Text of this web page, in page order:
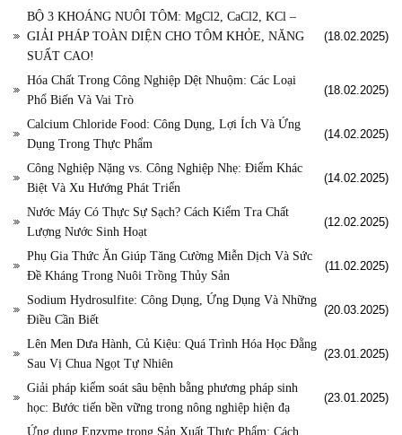
BỘ 3 KHOÁNG NUÔI TÔM: MgCl2, CaCl2, KCl –
GIẢI PHÁP TOÀN DIỆN CHO TÔM KHỎE, NĂNG
SUẤT CAO!
(18.02.2025)
Hóa Chất Trong Công Nghiệp Dệt Nhuộm: Các Loại
Phổ Biến Và Vai Trò
(18.02.2025)
Calcium Chloride Food: Công Dụng, Lợi Ích Và Ứng
Dụng Trong Thực Phẩm
(14.02.2025)
Công Nghiệp Nặng vs. Công Nghiệp Nhẹ: Điểm Khác
Biệt Và Xu Hướng Phát Triển
(14.02.2025)
Nước Máy Có Thực Sự Sạch? Cách Kiểm Tra Chất
Lượng Nước Sinh Hoạt
(12.02.2025)
Phụ Gia Thức Ăn Giúp Tăng Cường Miễn Dịch Và Sức
Đề Kháng Trong Nuôi Trồng Thủy Sản
(11.02.2025)
Sodium Hydrosulfite: Công Dụng, Ứng Dụng Và Những
Điều Cần Biết
(20.03.2025)
Lên Men Dưa Hành, Củ Kiệu: Quá Trình Hóa Học Đằng
Sau Vị Chua Ngọt Tự Nhiên
(23.01.2025)
Giải pháp kiểm soát sâu bệnh bằng phương pháp sinh
học: Bước tiến bền vững trong nông nghiệp hiện đạ
(23.01.2025)
Ứng dụng Enzyme trong Sản Xuất Thực Phẩm: Cách